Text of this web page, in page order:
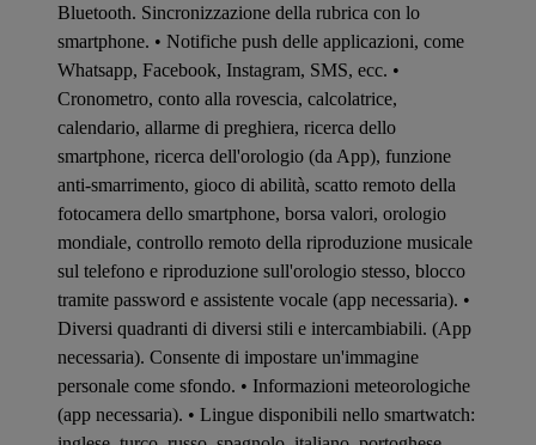
Bluetooth. Sincronizzazione della rubrica con lo
smartphone. • Notifiche push delle applicazioni, come
Whatsapp, Facebook, Instagram, SMS, ecc. •
Cronometro, conto alla rovescia, calcolatrice,
calendario, allarme di preghiera, ricerca dello
smartphone, ricerca dell'orologio (da App), funzione
anti-smarrimento, gioco di abilità, scatto remoto della
fotocamera dello smartphone, borsa valori, orologio
mondiale, controllo remoto della riproduzione musicale
sul telefono e riproduzione sull'orologio stesso, blocco
tramite password e assistente vocale (app necessaria). •
Diversi quadranti di diversi stili e intercambiabili. (App
necessaria). Consente di impostare un'immagine
personale come sfondo. • Informazioni meteorologiche
(app necessaria). • Lingue disponibili nello smartwatch: